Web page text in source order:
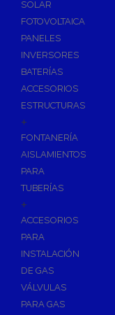
SOLAR
FOTOVOLTAICA
PANELES
INVERSORES
BATERÍAS
ACCESORIOS
ESTRUCTURAS
+
FONTANERÍA
AISLAMIENTOS
PARA
TUBERÍAS
+
ACCESORIOS
PARA
INSTALACIÓN
DE GAS
VÁLVULAS
PARA GAS